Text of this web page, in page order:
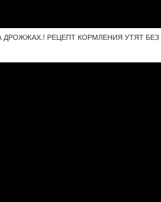
ДРОЖЖАХ.! РЕЦЕПТ КОРМЛЕНИЯ УТЯТ БЕЗ